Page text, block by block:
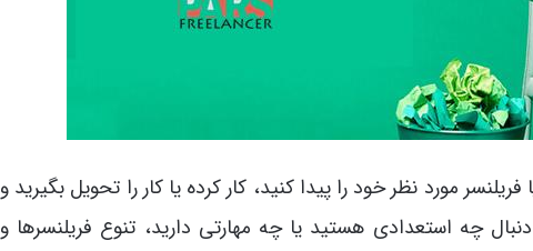
مورد نظر خود را پیدا کنید، کار کرده یا کار را تحویل بگیرید و
چه استعدادی هستید یا چه مهارتی دارید، تنوع فریلنسرها و